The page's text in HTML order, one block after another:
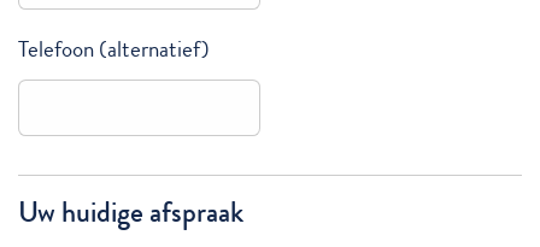
Telefoon (alternatief)
Uw huidige afspraak